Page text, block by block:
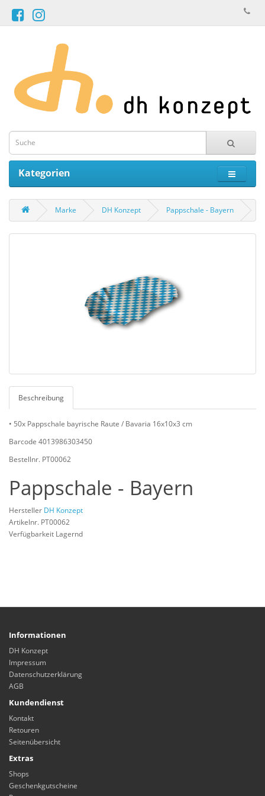
Kategorien
Marke DH Konzept Pappschale - Bayern
Beschreibung
• 50x Pappschale bayrische Raute / Bavaria 16x10x3 cm
Barcode 4013986303450
Bestellnr. PT00062
Pappschale - Bayern
Hersteller DH Konzept
Artikelnr. PT00062
Verfügbarkeit Lagernd
Informationen
DH Konzept
Impressum
Datenschutzerklärung
AGB
Kundendienst
Kontakt
Retouren
Seitenübersicht
Extras
Shops
Geschenkgutscheine